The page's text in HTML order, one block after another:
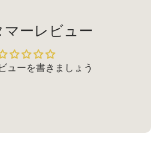
マーレビュー
ューを書きましょう